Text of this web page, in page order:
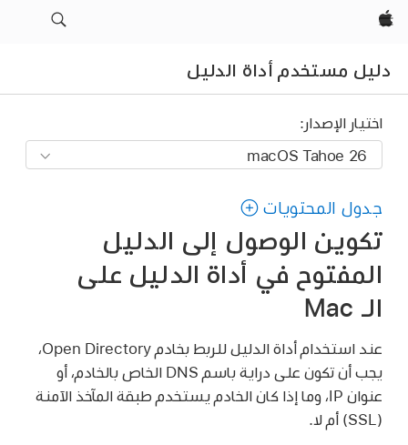
مستخدم أداة الدليل
الإصدار:
المحتويات
الوصول إلى الدليل
في أداة الدليل على
عند استخدام أداة الدليل للربط بخادم Open Directory،
يجب أن تكون على دراية باسم DNS الخاص بالخادم، أو
عنوان IP، وما إذا كان الخادم يستخدم طبقة المآخذ الآمنة